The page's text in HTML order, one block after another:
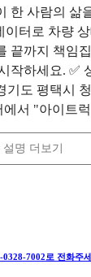
한 사람의 삶
터로 차량
끝까지 책임
작하세요. ✅
기도 평택시
에서 "아이트
설명 더보기
0328-7002 로 전화주